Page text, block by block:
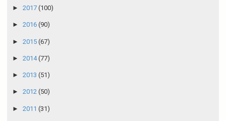
► 2017 (100)
► 2016 (90)
► 2015 (67)
► 2014(77)
► 2013 (51)
► 2012 (50)
► 2011 (31)